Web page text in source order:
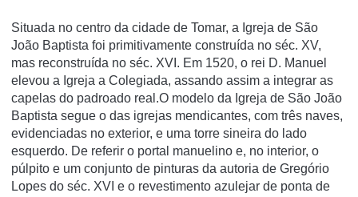
Situada no centro da cidade de Tomar, a Igreja de São
João Baptista foi primitivamente construída no séc. XV,
mas reconstruída no séc. XVI. Em 1520, o rei D. Manuel
elevou a Igreja a Colegiada, assando assim a integrar as
capelas do padroado real.O modelo da Igreja de São João
Baptista segue o das igrejas mendicantes, com três naves,
evidenciadas no exterior, e uma torre sineira do lado
esquerdo. De referir o portal manuelino e, no interior, o
púlpito e um conjunto de pinturas da autoria de Gregório
Lopes do séc. XVI e o revestimento azulejar de ponta de